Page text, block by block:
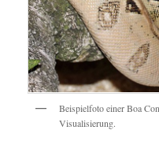
Beispielfoto einer Boa
Visualisierung.